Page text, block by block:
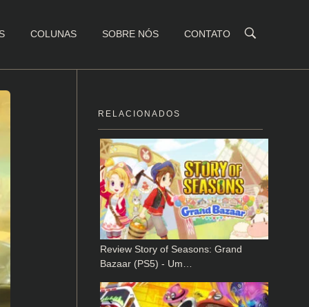
COLUNAS SOBRE NÓS CONTATO
RELACIONADOS
Review Story of Seasons: Grand
Bazaar (PS5) - Um…